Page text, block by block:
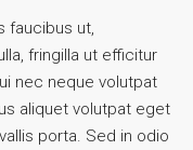
faucibus ut,
fringilla ut efficitur
nec neque volutpat
aliquet volutpat eget
porta. Sed in odio